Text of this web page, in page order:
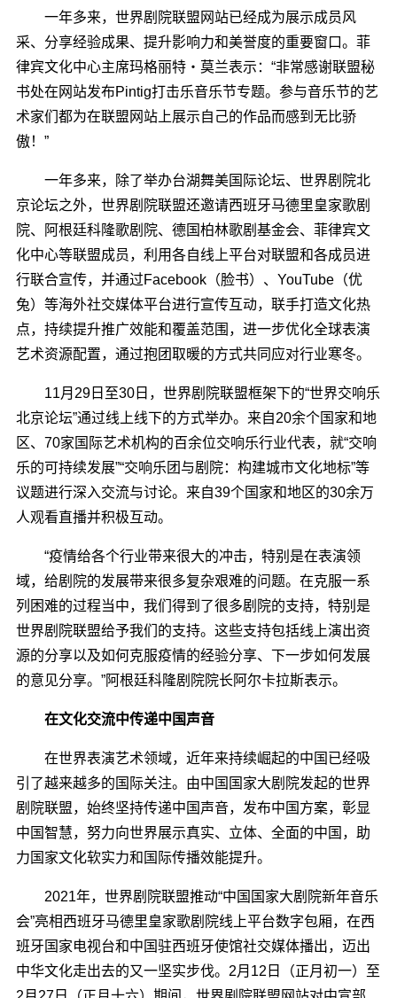
一年多来，世界剧院联盟网站已经成为展示成员风
采、分享经验成果、提升影响力和美誉度的重要窗口。菲
律宾文化中心主席玛格丽特・莫兰表示：“非常感谢联盟秘
书处在网站发布Pintig打击乐音乐节专题。参与音乐节的艺
术家们都为在联盟网站上展示自己的作品而感到无比骄
傲！”
一年多来，除了举办台湖舞美国际论坛、世界剧院北
京论坛之外，世界剧院联盟还邀请西班牙马德里皇家歌剧
院、阿根廷科隆歌剧院、德国柏林歌剧基金会、菲律宾文
化中心等联盟成员，利用各自线上平台对联盟和各成员进
行联合宣传，并通过Facebook（脸书）、YouTube（优
兔）等海外社交媒体平台进行宣传互动，联手打造文化热
点，持续提升推广效能和覆盖范围，进一步优化全球表演
艺术资源配置，通过抱团取暖的方式共同应对行业寒冬。
11月29日至30日，世界剧院联盟框架下的“世界交响乐
北京论坛”通过线上线下的方式举办。来自20余个国家和地
区、70家国际艺术机构的百余位交响乐行业代表，就“交响
乐的可持续发展”“交响乐团与剧院：构建城市文化地标”等
议题进行深入交流与讨论。来自39个国家和地区的30余万
人观看直播并积极互动。
“疫情给各个行业带来很大的冲击，特别是在表演领
域，给剧院的发展带来很多复杂艰难的问题。在克服一系
列困难的过程当中，我们得到了很多剧院的支持，特别是
世界剧院联盟给予我们的支持。这些支持包括线上演出资
源的分享以及如何克服疫情的经验分享、下一步如何发展
的意见分享。”阿根廷科隆剧院院长阿尔卡拉斯表示。
在文化交流中传递中国声音
在世界表演艺术领域，近年来持续崛起的中国已经吸
引了越来越多的国际关注。由中国国家大剧院发起的世界
剧院联盟，始终坚持传递中国声音，发布中国方案，彰显
中国智慧，努力向世界展示真实、立体、全面的中国，助
力国家文化软实力和国际传播效能提升。
2021年，世界剧院联盟推动“中国国家大剧院新年音乐
会”亮相西班牙马德里皇家歌剧院线上平台数字包厢，在西
班牙国家电视台和中国驻西班牙使馆社交媒体播出，迈出
中华文化走出去的又一坚实步伐。2月12日（正月初一）至